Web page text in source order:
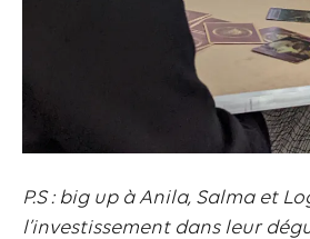
P.S : big up à Anila, Salma et
l’investissement dans leur